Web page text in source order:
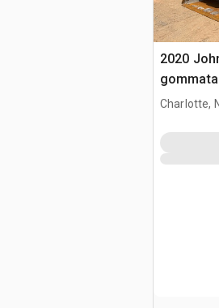
2020
gommata
Charlotte,